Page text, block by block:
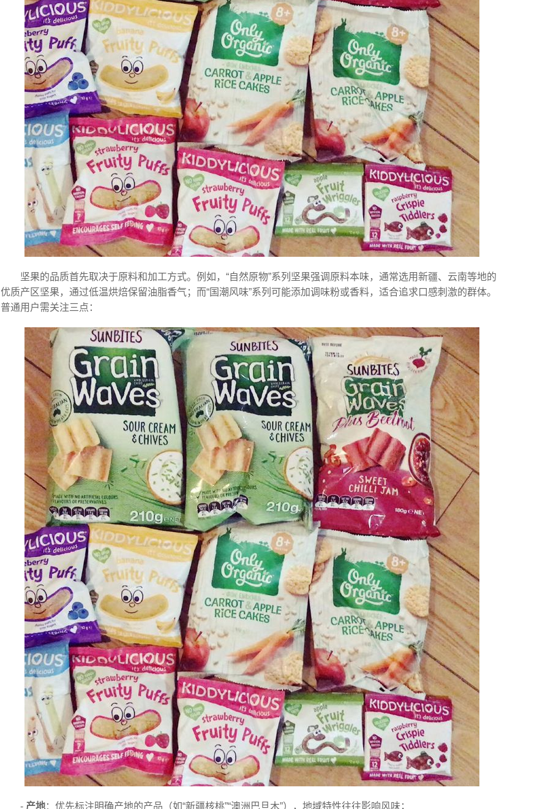
坚果的品质首先取决于原料和加工方式。例如，“自然原物”系列坚果强调原料本味，通常选用新疆、云南等地的
优质产区坚果，通过低温烘焙保留油脂香气；而“国潮风味”系列可能添加调味粉或香料，适合追求口感刺激的群体。
普通用户需关注三点：
- 产地：优先标注明确产地的产品（如“新疆核桃”“澳洲巴旦木”），地域特性往往影响风味；